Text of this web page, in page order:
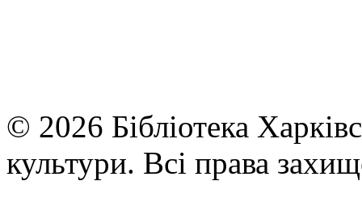
© 2026 Бібліотека
культури. Всі права